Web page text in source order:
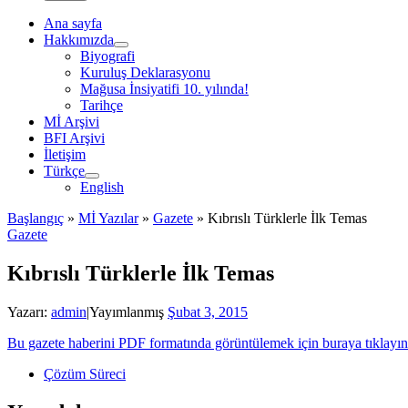
Ana sayfa
Hakkımızda
Biyografi
Kuruluş Deklarasyonu
Mağusa İnsiyatifi 10. yılında!
Tarihçe
Mİ Arşivi
BFI Arşivi
İletişim
Türkçe
English
Başlangıç » Mİ Yazılar » Gazete » Kıbrıslı Türklerle İlk Temas
Gazete
Kıbrıslı Türklerle İlk Temas
Yazarı: admin|Yayımlanmış Şubat 3, 2015
Bu gazete haberini PDF formatında görüntülemek için buraya
Çözüm Süreci